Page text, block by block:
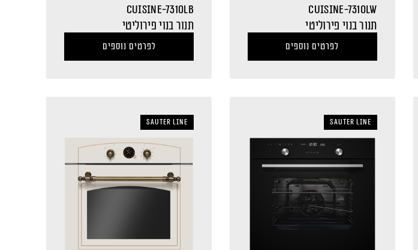
CUISINE-7310LW
תנור בנוי פירוליטי
לפרטים נוספים
CUISINE-7310LB
תנור בנוי פירוליטי
לפרטים נוספים
sauter LINE
sauter LINE